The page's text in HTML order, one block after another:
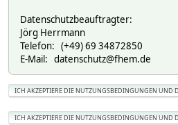
Datenschutzbeauftragter:
Jörg Herrmann
Telefon: (+49) 69 34872850
E-Mail: datenschutz@fhem.de